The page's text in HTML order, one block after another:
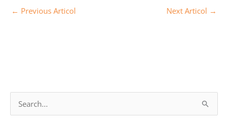
← Previous Articol Next Articol →
r